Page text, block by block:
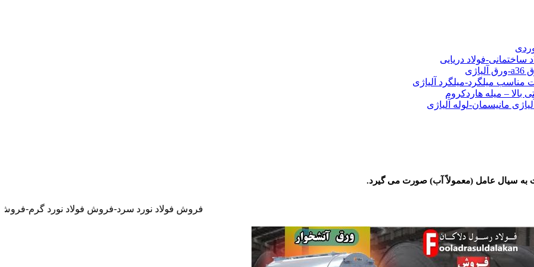
ساختمانی-فولاد دریایی
مناسب میلگرد-میلگرد آلیاژی
– میله هاردکروم
مانیسمان-لوله آلیاژی
به سیال عامل (معمولاً آب) صورت می گیرد.
فروش فولاد نورد سرد-فروش فولاد نورد گرم-فروش فولاد نسوز-